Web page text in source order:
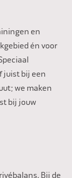
en
én voor
juist bij een
we maken
bij jouw
Bij de